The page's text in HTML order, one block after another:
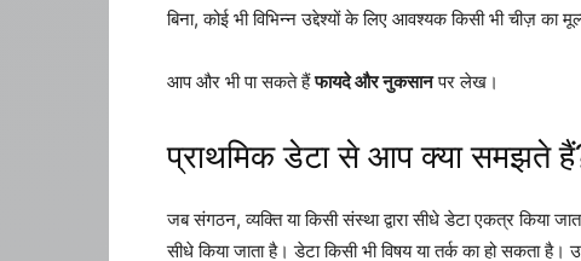
बिना, कोई भी विभिन्न उद्देश्यों के लिए आवश्यक किसी भी चीज़
आप और भी पा सकते हैंफायदे और नुकसानपर लेख।
प्राथमिक डेटा से आप क्या समझते
जब संगठन, व्यक्ति या किसी संस्था द्वारा सीधे डेटा एकत्र किया
सीधे किया जाता है। डेटा किसी भी विषय या तर्क का हो सकता